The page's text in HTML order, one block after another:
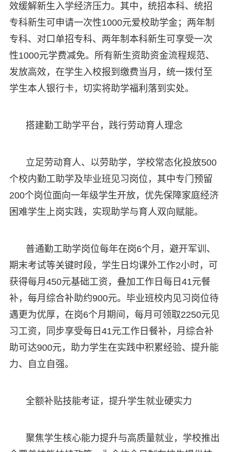
效缓解新生入学经济压力。其中，统招本科、统招
专科新生可申请一次性1000元爱校助学金；两年制
专科、对口单招专科、两年制本科新生可享受一次
性1000元学费减免。所有新生资助资金流程规范、
发放高效，在学生入校报到缴费当月，统一拨付至
学生本人银行卡，切实将助学福利落到实处。
搭建勤工助学平台，践行劳动育人理念
立足劳动育人、以劳助学，学校常态化投放500
个校内勤工助学及毕业班见习岗位，其中专门预留
200个岗位面向一年级学生开放，优先保障家庭经济
困难学生上岗实践，实现助学与育人双向赋能。
普通勤工助学岗位每年在岗6个月，避开军训、
期末考试等关键时段，学生日均课外工作2小时，可
获得每月450元基础工资，叠加工作日每日41元餐
补，每月综合补助约900元。毕业班校内见习岗位待
遇更为优厚，在岗6个月期间，每月可领取2250元见
习工资，同步享受每日41元工作日餐补，月综合补
助可达900元，助力学生在实践中积累经验、提升能
力、自立自强。
全额补贴技能考证，提升学生就业硬实力
聚焦学生核心能力提升与高质量就业，学校推出